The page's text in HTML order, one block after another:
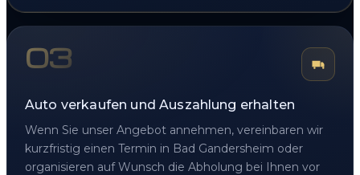
03
Auto verkaufen und Auszahlung erhalten
Wenn Sie unser Angebot annehmen, vereinbaren wir
kurzfristig einen Termin in Bad Gandersheim oder
organisieren auf Wunsch die Abholung bei Ihnen vor